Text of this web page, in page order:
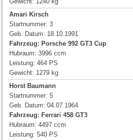
Amari Kirsch
Startnummer: 3
Geb. Datum: 18.10.1991
Fahrzeug: Porsche 992 GT3 Cup
Hubraum: 3996 ccm
Leistung: 464 PS
Gewicht: 1279 kg
Horst Baumann
Startnummer: 5
Geb. Datum: 04.07.1964
Fahrzeug: Ferrari 458 GT3
Hubraum: 4497 ccm
Leistung: 540 PS